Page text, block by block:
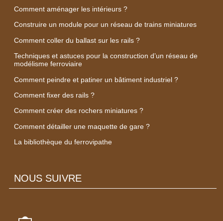
Comment aménager les intérieurs ?
Construire un module pour un réseau de trains miniatures
Comment coller du ballast sur les rails ?
Techniques et astuces pour la construction d’un réseau de
modélisme ferroviaire
Comment peindre et patiner un bâtiment industriel ?
Comment fixer des rails ?
Comment créer des rochers miniatures ?
Comment détailler une maquette de gare ?
La bibliothèque du ferrovipathe
NOUS SUIVRE